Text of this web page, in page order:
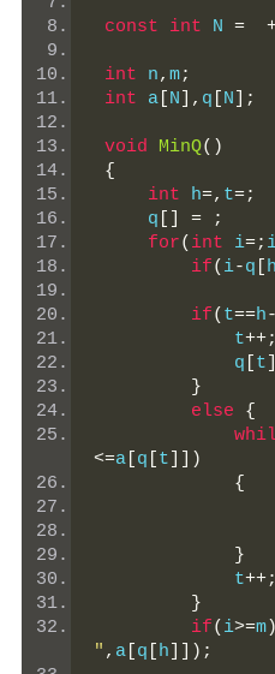
const int N =
int n, m;
int a N ], q N ];
void MinQ()
{
int h=, t=;
     q
=
;
for( int i=;
if( i-q h
if( t==h
             t
++;
             q
t
}
else
{
<=a q t ]])
{
}
             t
++;
}
if( i>=m)
" , a q h ]]);